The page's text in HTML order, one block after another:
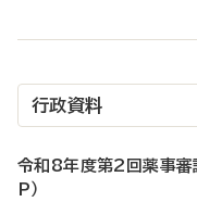
行政資料
令和8年度第2回薬事審
P）